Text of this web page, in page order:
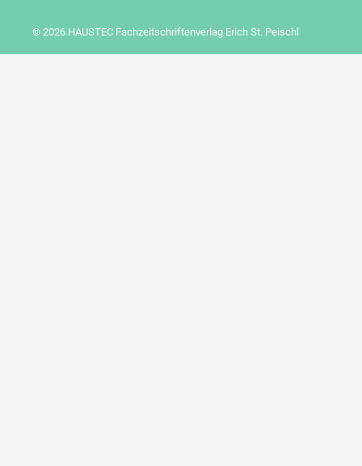
© 2026 HAUSTEC Fachzeitschriftenverlag Erich St. Peischl